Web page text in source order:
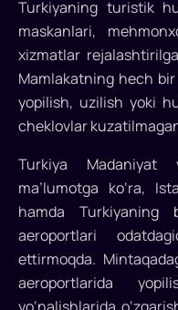
etmoqda
—
mamlakat
Madaniyat
va
turizm
vazirligi
Turkiya
Respublikasi
Madaniyat
Turkiyaning turistik
maskanlari,
xizmatlar
Mamlakatning hech
yopilish, uzilish yoki
cheklovlar
Turkiya
ma’lumotga ko‘ra,
hamda Turkiyaning
aeroportlari
ettirmoqda.
aeroportlarida